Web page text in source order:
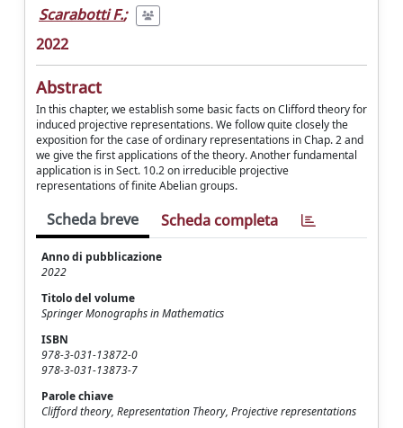
Scarabotti F.;
2022
Abstract
In this chapter, we establish some basic facts on Clifford theory for
induced projective representations. We follow quite closely the
exposition for the case of ordinary representations in Chap. 2 and
we give the first applications of the theory. Another fundamental
application is in Sect. 10.2 on irreducible projective
representations of finite Abelian groups.
Scheda breve Scheda completa
Anno di pubblicazione
2022
Titolo del volume
Springer Monographs in Mathematics
ISBN
978-3-031-13872-0
978-3-031-13873-7
Parole chiave
Clifford theory, Representation Theory, Projective representations